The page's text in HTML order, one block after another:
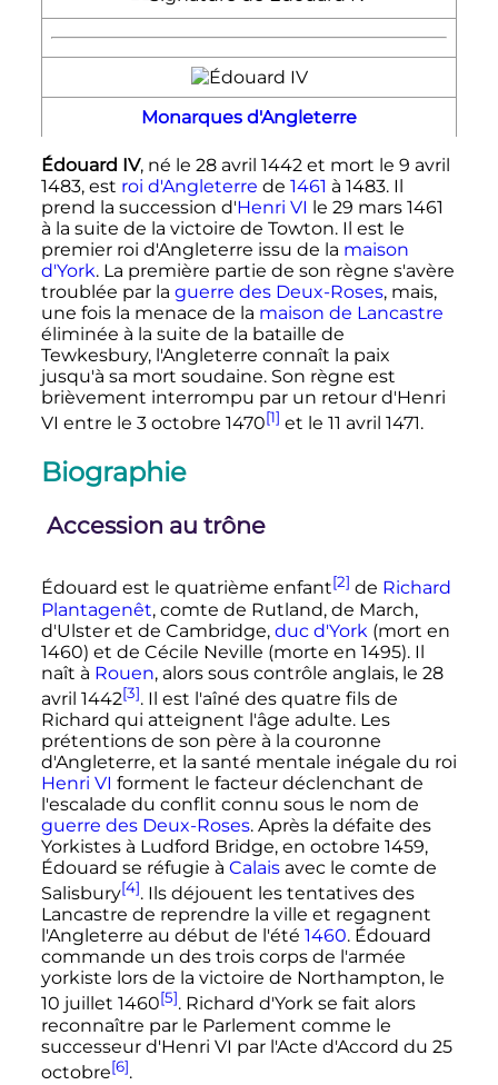
Monarques d'Angleterre
Édouard IV, né le 28 avril 1442 et mort le 9 avril
1483, est roi d'Angleterre de 1461 à 1483. Il
prend la succession d'Henri VI le 29 mars 1461
à la suite de la victoire de Towton. Il est le
premier roi d'Angleterre issu de la maison
d'York. La première partie de son règne s'avère
troublée par la guerre des Deux-Roses, mais,
une fois la menace de la maison de Lancastre
éliminée à la suite de la bataille de
Tewkesbury, l'Angleterre connaît la paix
jusqu'à sa mort soudaine. Son règne est
brièvement interrompu par un retour d'Henri
VI entre le 3 octobre 1470[1] et le 11 avril 1471.
Biographie
Accession au trône
Édouard est le quatrième enfant[2] de Richard
Plantagenêt, comte de Rutland, de March,
d'Ulster et de Cambridge, duc d'York (mort en
1460) et de Cécile Neville (morte en 1495). Il
naît à Rouen, alors sous contrôle anglais, le 28
avril 1442[3]. Il est l'aîné des quatre fils de
Richard qui atteignent l'âge adulte. Les
prétentions de son père à la couronne
d'Angleterre, et la santé mentale inégale du roi
Henri VI forment le facteur déclenchant de
l'escalade du conflit connu sous le nom de
guerre des Deux-Roses. Après la défaite des
Yorkistes à Ludford Bridge, en octobre 1459,
Édouard se réfugie à Calaisavec le comte de
Salisbury[4]. Ils déjouent les tentatives des
Lancastre de reprendre la ville et regagnent
l'Angleterre au début de l'été 1460. Édouard
commande un des trois corps de l'armée
yorkiste lors de la victoire de Northampton, le
10 juillet 1460[5]. Richard d'York se fait alors
reconnaître par le Parlement comme le
successeur d'Henri VI par l'Acte d'Accord du 25
octobre[6].